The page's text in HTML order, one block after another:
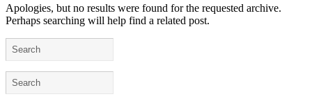
Apologies, but no results were found for the requested archive.
Perhaps searching will help find a related post.